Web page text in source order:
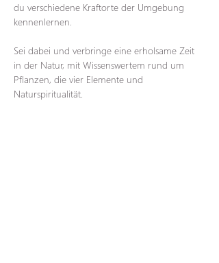
du verschiedene Kraftorte der Umgebung
kennenlernen.
Sei dabei und verbringe eine erholsame Zeit
in der Natur, mit Wissenswertem rund um
Pflanzen, die vier Elemente und
Naturspiritualität.